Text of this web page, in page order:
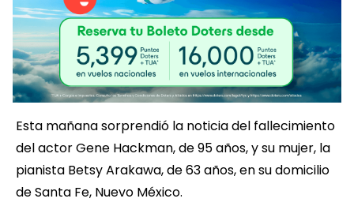
Esta mañana sorprendió la noticia del fallecimiento
del actor Gene Hackman, de 95 años, y su mujer, la
pianista Betsy Arakawa, de 63 años, en su domicilio
de Santa Fe, Nuevo México.